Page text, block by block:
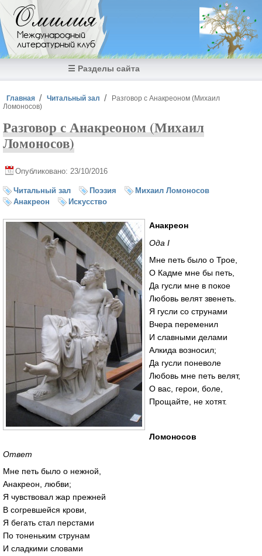
Перейти к основному содержанию
Омилия
Международный
литературный клуб
☰ Разделы сайта
Вы здесь
Главная Читальный зал
Разговор с Анакреоном (Михаил
Ломоносов)
Разговор с Анакреоном (Михаил
Ломоносов)
Опубликовано: 23/10/2016
Читальный зал Поэзия
Михаил Ломоносов
Анакреон
Искусство
Анакреон
Ода I
Мне петь было о Трое,
О Кадме мне бы петь,
Да гусли мне в покое
Любовь велят звенеть.
Я гусли со струнами
Вчера переменил
И славными делами
Алкида возносил;
Да гусли поневоле
Любовь мне петь велят,
О вас, герои, боле,
Прощайте, не хотят.
Ломоносов
Ответ
Мне петь было о нежной,
Анакреон, любви;
Я чувствовал жар прежней
В согревшейся крови,
Я бегать стал перстами
По тоненьким струнам
И сладкими словами